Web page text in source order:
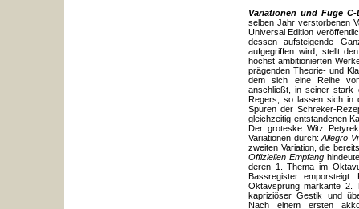
Variationen und Fuge C-
selben Jahr verstorbenen
Universal Edition
dessen aufsteigende
aufgegriffen wird, stellt
höchst ambitionierten
prägenden Theorie- und
dem sich eine Reihe
anschließt, in seiner stark
Regers, so lassen sich in
Spuren der Schreker-
gleichzeitig entstandenen
Der groteske Witz
Variationen durch:Allegro
zweiten Variation, die
Offiziellen Empfang
deren 1. Thema im
Bassregister
Oktavsprung markante 2.
kapriziöser Gestik und
Nach einem ersten